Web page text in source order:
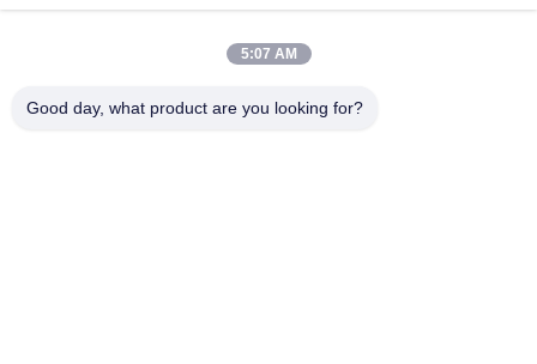
Liens Rapides
Produits
À Propos De Nous
Visite De L'usine
5:07 AM
Good day, what product are you looking for?